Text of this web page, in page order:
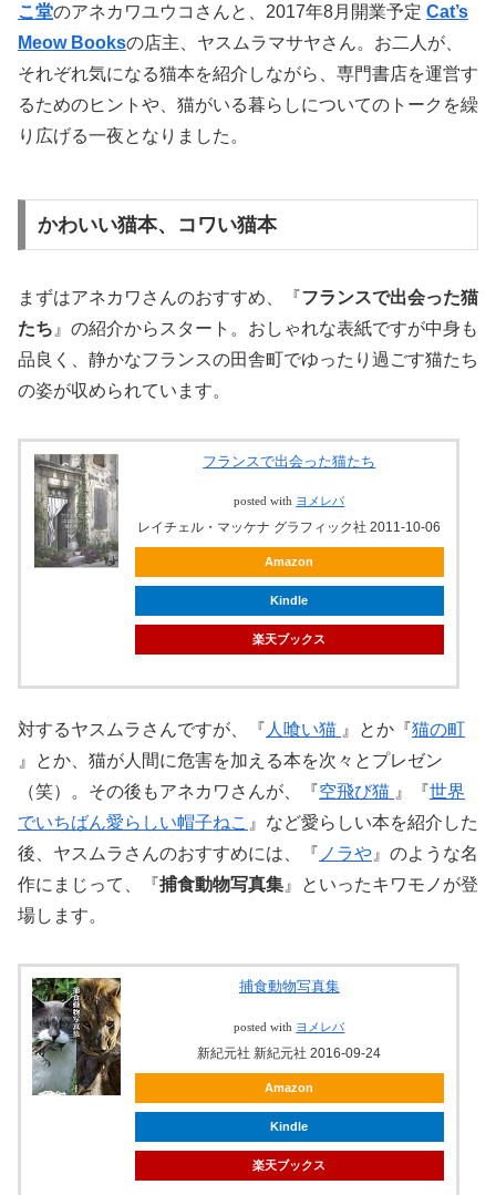
こ堂のアネカワユウコさんと、2017年8月開業予定 Cat’s
Meow Booksの店主、ヤスムラマサヤさん。お二人が、
それぞれ気になる猫本を紹介しながら、専門書店を運営す
るためのヒントや、猫がいる暮らしについてのトークを繰
り広げる一夜となりました。
かわいい猫本、コワい猫本
まずはアネカワさんのおすすめ、『フランスで出会った猫
たち 』の紹介からスタート。おしゃれな表紙ですが中身も
品良く、静かなフランスの田舎町でゆったり過ごす猫たち
の姿が収められています。
フランスで出会った猫たち
posted with ヨメレバ
レイチェル・マッケナ グラフィック社 2011-10-06
Amazon
Kindle
楽天ブックス
対するヤスムラさんですが、『 人喰い猫 』とか『 猫の町
』とか、猫が人間に危害を加える本を次々とプレゼン
（笑）。その後もアネカワさんが、『 空飛び猫 』『 世界
でいちばん愛らしい帽子ねこ 』など愛らしい本を紹介した
後、ヤスムラさんのおすすめには、『 ノラや』のような名
作にまじって、『 捕食動物写真集』といったキワモノが登
場します。
捕食動物写真集
posted with ヨメレバ
新紀元社 新紀元社 2016-09-24
Amazon
Kindle
楽天ブックス